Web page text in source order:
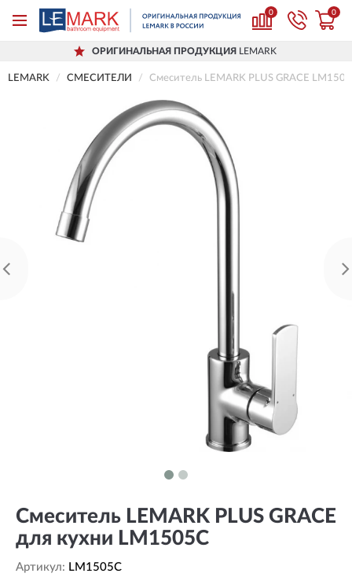
0 0
ОРИГИНАЛЬНАЯ ПРОДУКЦИЯ LEMARK
LEMARK СМЕСИТЕЛИ Смеситель LEMARK PLUS GRACE
Смеситель LEMARK PLUS GRACE
для кухни LM1505C
Артикул: LM1505C